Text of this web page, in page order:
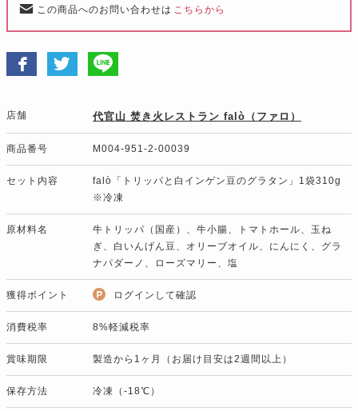
この商品へのお問い合わせは こちらから
店舗 代官山 焚き火レストラン falò（ファロ）
商品番号 M004-951-2-00039
セット内容
falò「トリッパと白インゲン豆のグラタン」1袋310g
※冷凍
原材料名
牛トリッパ（国産）、牛小腸、トマトホール、玉ね
ぎ、白いんげん豆、オリーブオイル、にんにく、グラ
ナパダーノ、ローズマリー、塩
獲得ポイント ログインして確認
消費税率 8%軽減税率
賞味期限 製造から1ヶ月（お届け目安は2週間以上）
保存方法 冷凍（-18℃）